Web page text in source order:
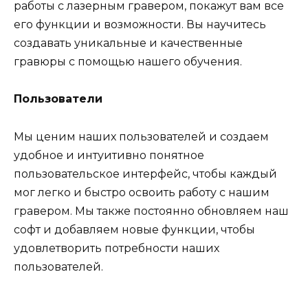
работы с лазерным гравером, покажут вам все
его функции и возможности. Вы научитесь
создавать уникальные и качественные
гравюры с помощью нашего обучения.
Пользователи
Мы ценим наших пользователей и создаем
удобное и интуитивно понятное
пользовательское интерфейс, чтобы каждый
мог легко и быстро освоить работу с нашим
гравером. Мы также постоянно обновляем наш
софт и добавляем новые функции, чтобы
удовлетворить потребности наших
пользователей.